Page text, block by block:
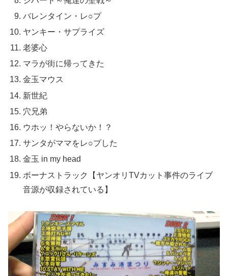
バレンタイン・レ○プ
ヤンキー・サプライズ
老婆心
マラが街に帰ってきた
金玉マウス
新世紀
穴兄弟
ウホッ！やらないか！？
サンタがママをレ○プした
金玉 in my head
ボーナストラック【ヤンオリTVカット事件のライブ
音源が収録されている】